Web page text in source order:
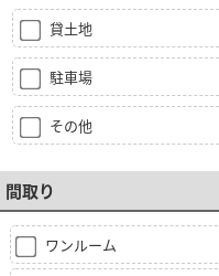
貸土地
駐車場
その他
間取り
ワンルーム